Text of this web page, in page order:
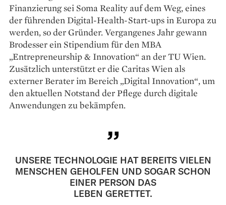
Finanzierung sei Soma Reality auf dem Weg, eines
der führenden Digital-Health-Start-ups in Europa zu
werden, so der Gründer. Vergangenes Jahr gewann
Brodesser ein Stipendium für den MBA
„Entrepreneurship & Innovation“ an der TU Wien.
Zusätzlich unterstützt er die Caritas Wien als
externer Berater im Bereich „Digital Innovation“, um
den aktuellen Notstand der Pflege durch digitale
Anwendungen zu bekämpfen.
UNSERE TECHNOLOGIE HAT BEREITS VIELEN
MENSCHEN GEHOLFEN UND SOGAR SCHON
EINER PERSON DAS
LEBEN GERETTET.